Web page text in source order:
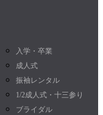
入学・卒業
成人式
振袖レンタル
1/2成人式・十三参り
ブライダル